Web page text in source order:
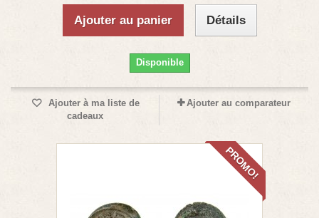
Ajouter au panier Détails
Disponible
Ajouter à ma liste de
cadeaux
Ajouter au comparateur
PROMO!